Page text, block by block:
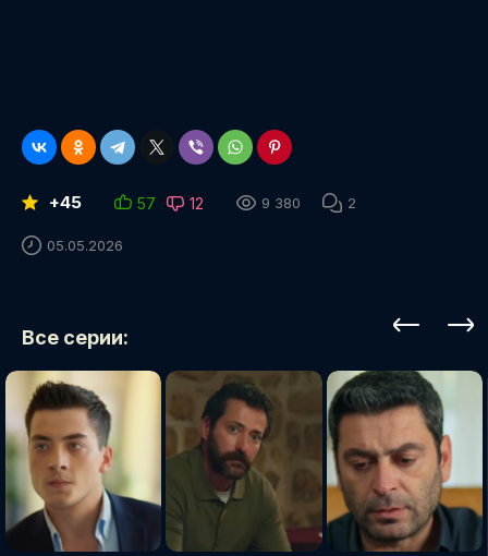
+45 57 12 9 380 2
05.05.2026
Все серии: